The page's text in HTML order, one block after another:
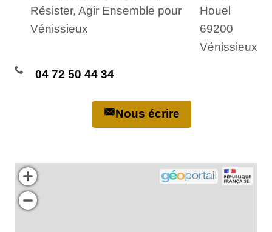
Résister, Agir Ensemble pour
Vénissieux
Houel
69200
Vénissieux
04 72 50 44 34
Nous écrire